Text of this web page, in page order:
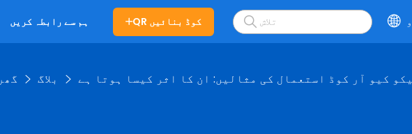
ہم سے رابطہ کریں QR کوڈ بنائیں
گھر بلاگ کیو آر کوڈ استعمال کی مثالیں: ان کا اثر کیسا ہوتا ہے